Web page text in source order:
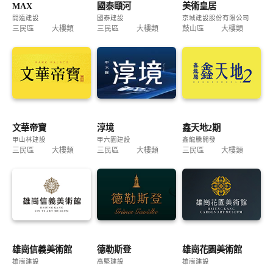
MAX
開遠建設
三民區 大樓類
國泰頤河
國泰建設
三民區 大樓類
美術皇居
京城建設股份有限公司
鼓山區 大樓類
文華帝寶
甲山林建設
三民區 大樓類
淳境
甲六園建設
三民區 大樓類
鑫天地2期
鑫龍騰開發
三民區 大樓類
雄崗信義美術館
雄崗建設
德勒斯登
高堅建設
雄崗花園美術館
雄崗建設